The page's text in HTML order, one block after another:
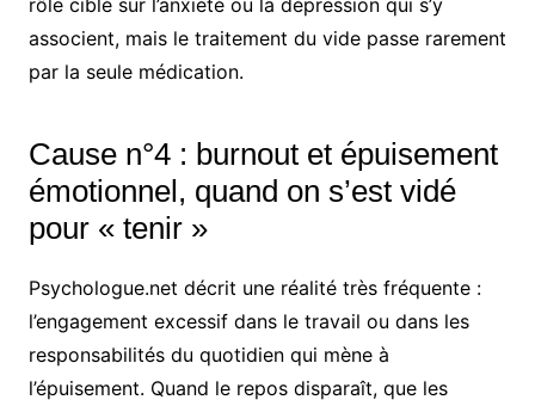
rôle ciblé sur l’anxiété ou la dépression qui s’y
associent, mais le traitement du vide passe rarement
par la seule médication.
Cause n°4 : burnout et épuisement
émotionnel, quand on s’est vidé
pour « tenir »
Psychologue.net décrit une réalité très fréquente :
l’engagement excessif dans le travail ou dans les
responsabilités du quotidien qui mène à
l’épuisement. Quand le repos disparaît, que les